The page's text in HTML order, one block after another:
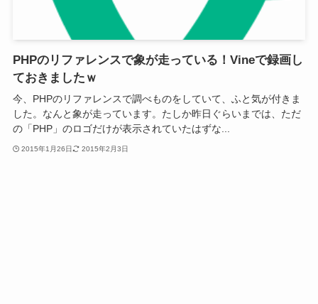
PHPのリファレンスで象が走っている！Vineで録画し
ておきましたｗ
今、PHPのリファレンスで調べものをしていて、ふと気が付きま
した。なんと象が走っています。たしか昨日ぐらいまでは、ただ
の「PHP」のロゴだけが表示されていたはずな...
2015年1月26日 2015年2月3日